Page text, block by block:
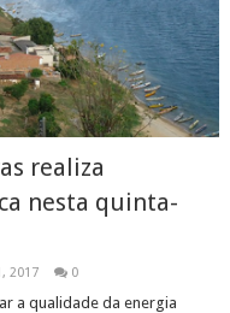
realiza
nesta quinta-
2017 0
a qualidade da energia